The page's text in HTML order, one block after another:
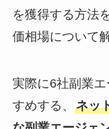
を獲得する方法
価相場について
実際に6社副業
すめする、 ネッ